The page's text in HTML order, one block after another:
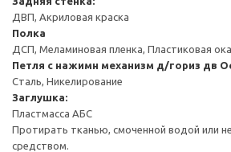
ДВП, Акриловая краска
Полка
ДСП, Меламиновая пленка, Пластиковая
Петля с нажимн механизм д/гориз дв
Сталь, Никелирование
Заглушка:
Пластмасса АБС
Протирать тканью, смоченной водой или
средством.